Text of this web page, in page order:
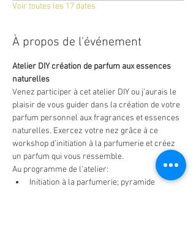
Voir toutes les 17 dates
À propos de l'événement
Atelier DIY création de parfum aux essences
naturelles
Venez participer à cet atelier DIY ou j’aurais le
plaisir de vous guider dans la création de votre
parfum personnel aux fragrances et essences
naturelles. Exercez votre nez grâce à ce
workshop d’initiation à la parfumerie et créez
un parfum qui vous ressemble.
Au programme de l’atelier:
Initiation à la parfumerie; pyramide